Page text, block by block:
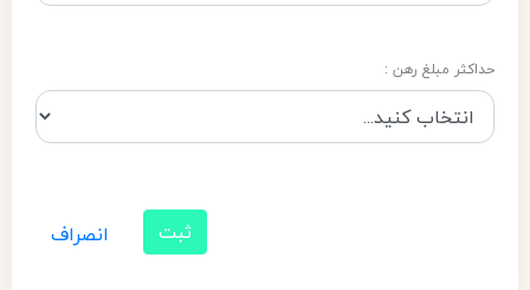
حداکثر مبلغ رهن :
انصراف ثبت